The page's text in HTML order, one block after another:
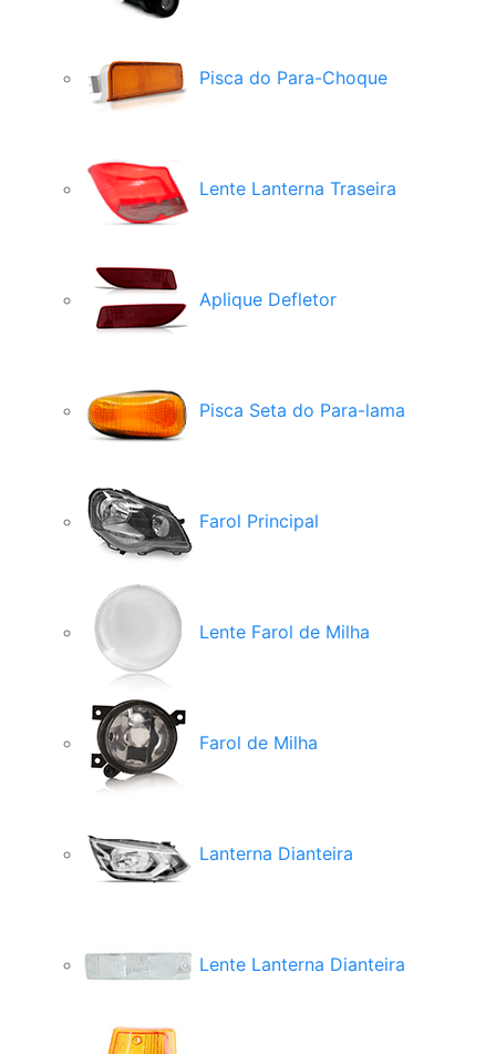
Pisca do Para-Choque
Lente Lanterna Traseira
Aplique Defletor
Pisca Seta do Para-lama
Farol Principal
Lente Farol de Milha
Farol de Milha
Lanterna Dianteira
Lente Lanterna Dianteira